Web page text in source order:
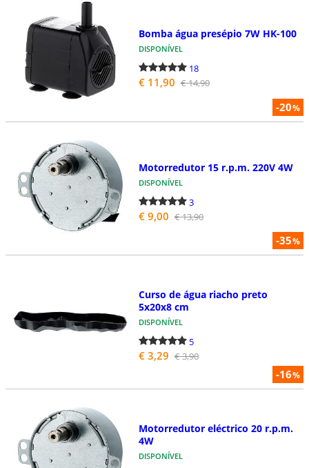
-20%
Bomba água presépio 7W HK-100
DISPONÍVEL
18
€ 11,90 € 14,90
-35%
Motorredutor 15 r.p.m. 220V 4W
DISPONÍVEL
3
€ 9,00 € 13,90
-16%
Curso de água riacho preto
5x20x8 cm
DISPONÍVEL
5
€ 3,29 € 3,90
Motorredutor eléctrico 20 r.p.m.
4W
DISPONÍVEL